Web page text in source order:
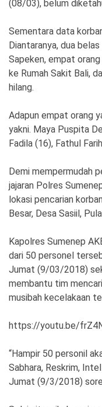
SosBud
Sosial Budaya
Wisata
©
Copyright
News
Indonesia
.
Reserve
(08/03), belum
Sementara data
Diantaranya, dua
Sapeken, empat
ke Rumah Sakit Bali,
hilang.
Adapun empat orang
yakni. Maya Puspita
Fadila (16), Fathul
Demi mempermudah
jajaran Polres
lokasi pencarian
Besar, Desa Sasiil,
Kapolres Sumenep
dari 50 personel
Jumat (9/03/2018)
membantu tim
musibah kecelakaan
https://youtu.be/
“Hampir 50 personil
Sabhara, Reskrim,
Jumat (9/3/2018)